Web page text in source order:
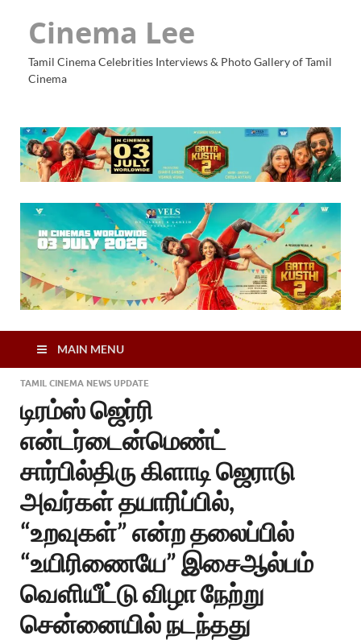
Cinema Lee
Tamil Cinema Celebrities Interviews & Photo Gallery of Tamil
Cinema
MAIN MENU
TAMIL CINEMA NEWS UPDATE
டிரம்ஸ் ஜெர்ரி
என்டர்டைன்மெண்ட்
சார்பில்திரு கிளாடி ஜெராடு
அவர்கள் தயாரிப்பில்,
“உறவுகள்” என்ற தலைப்பில்
“உயிரிணையே” இசைஆல்பம்
வெளியீட்டு விழா நேற்று
சென்னையில் நடந்தது